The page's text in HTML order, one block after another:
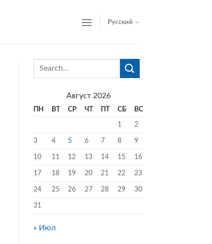
Русский
Август 2026
ПН ВТ СР ЧТ ПТ СБ ВС
1 2
3 4 5 6 7 8 9
10 11 12 13 14 15 16
17 18 19 20 21 22 23
24 25 26 27 28 29 30
31
« Июл